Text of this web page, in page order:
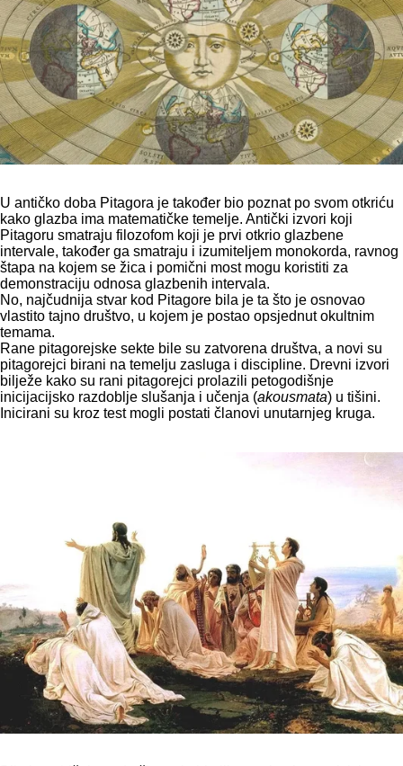
U antičko doba Pitagora je također bio poznat po svom otkriću
kako glazba ima matematičke temelje. Antički izvori koji
Pitagoru smatraju filozofom koji je prvi otkrio glazbene
intervale, također ga smatraju i izumiteljem monokorda, ravnog
štapa na kojem se žica i pomični most mogu koristiti za
demonstraciju odnosa glazbenih intervala.
No, najčudnija stvar kod Pitagore bila je ta što je osnovao
vlastito tajno društvo, u kojem je postao opsjednut okultnim
temama.
Rane pitagorejske sekte bile su zatvorena društva, a novi su
pitagorejci birani na temelju zasluga i discipline. Drevni izvori
bilježe kako su rani pitagorejci prolazili petogodišnje
inicijacijsko razdoblje slušanja i učenja (akousmata) u tišini.
Inicirani su kroz test mogli postati članovi unutarnjeg kruga.